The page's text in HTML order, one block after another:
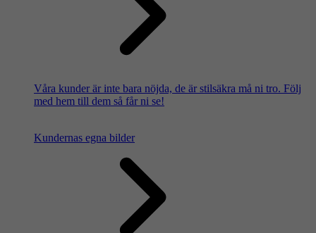
Våra kunder är inte bara nöjda, de är stilsäkra må ni tro. Följ
med hem till dem så får ni se!
Kundernas egna bilder